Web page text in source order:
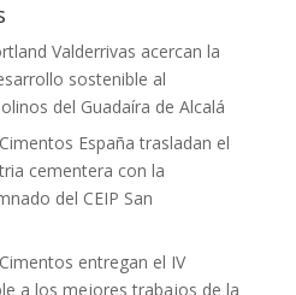
Valderrivas acercan la
sostenible al
del Guadaíra de Alcalá
España trasladan el
cementera con la
del CEIP San
entregan el IV
a los mejores trabajos de la